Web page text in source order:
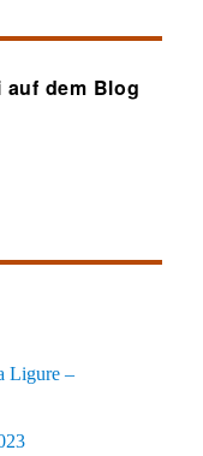
dem Blog
Ligure –